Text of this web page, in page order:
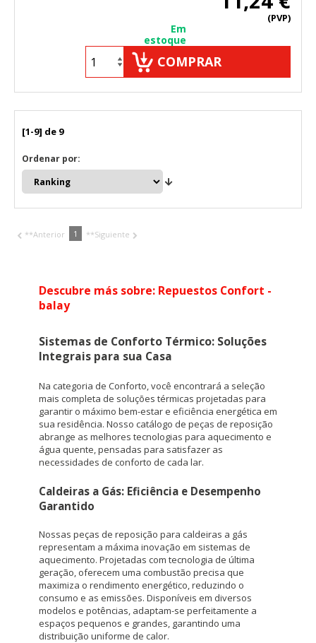
(PVP)
Em
estoque
COMPRAR
[1-9] de 9
Ordenar por:
**Anterior 1 **Siguiente
Descubre más sobre: Repuestos Confort -
balay
Sistemas de Conforto Térmico: Soluções
Integrais para sua Casa
Na categoria de Conforto, você encontrará a seleção
mais completa de soluções térmicas projetadas para
garantir o máximo bem-estar e eficiência energética em
sua residência. Nosso catálogo de peças de reposição
abrange as melhores tecnologias para aquecimento e
água quente, pensadas para satisfazer as
necessidades de conforto de cada lar.
Caldeiras a Gás: Eficiência e Desempenho
Garantido
Nossas peças de reposição para caldeiras a gás
representam a máxima inovação em sistemas de
aquecimento. Projetadas com tecnologia de última
geração, oferecem uma combustão precisa que
maximiza o rendimento energético, reduzindo o
consumo e as emissões. Disponíveis em diversos
modelos e potências, adaptam-se perfeitamente a
espaços pequenos e grandes, garantindo uma
distribuição uniforme de calor.